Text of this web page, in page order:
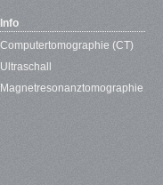
Info
Computertomographie (CT)
Ultraschall
Magnetresonanztomographie